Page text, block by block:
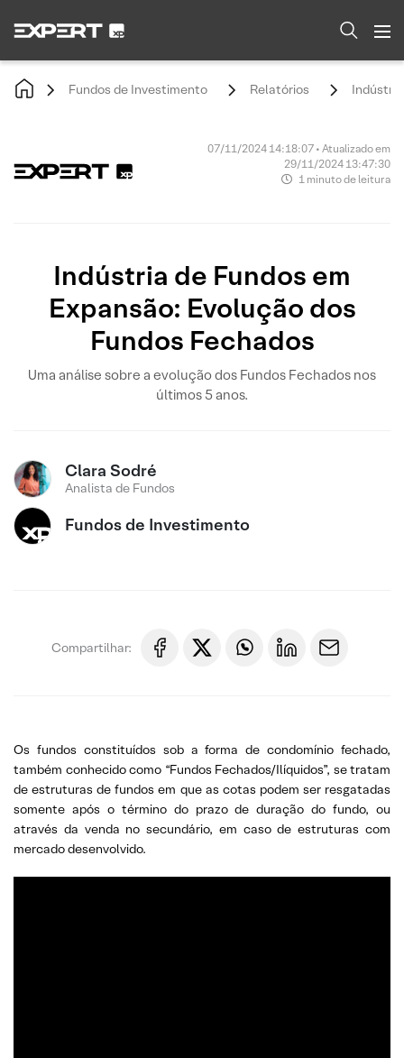
Fundos de Investimento Relatórios
07/11/2024 14:18:07 • Atualizado em
29/11/2024 13:47:30
1 minuto de leitura
Indústria de Fundos em
Expansão: Evolução dos
Fundos Fechados
Uma análise sobre a evolução dos Fundos Fechados nos
últimos 5 anos.
Clara Sodré
Analista de Fundos
Fundos de Investimento
Compartilhar:
Os fundos constituídos sob a forma de condomínio fechado,
também conhecido como “Fundos Fechados/Ilíquidos”, se tratam
de estruturas de fundos em que as cotas podem ser resgatadas
somente após o término do prazo de duração do fundo, ou
através da venda no secundário, em caso de estruturas com
mercado desenvolvido.